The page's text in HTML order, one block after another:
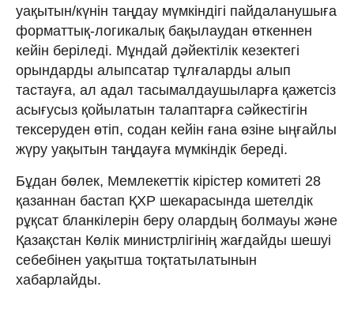
уақытын/күнін таңдау мүмкіндігі пайдаланушыға
форматтық-логикалық бақылаудан өткеннен
кейін беріледі. Мұндай дәйектілік кезектегі
орындарды алыпсатар тұлғаларды алып
тастауға, ал адал тасымалдаушыларға қажетсіз
асығусыз қойылатын талаптарға сәйкестігін
тексеруден өтіп, содан кейін ғана өзіне ыңғайлы
жүру уақытын таңдауға мүмкіндік береді.
Бұдан бөлек, Мемлекеттік кірістер комитеті 28
қазаннан бастап ҚХР шекарасында шетелдік
рұқсат бланкілерін беру олардың болмауы және
Қазақстан Көлік министрлігінің жағдайды шешуі
себебінен уақытша тоқтатылатынын
хабарлайды.